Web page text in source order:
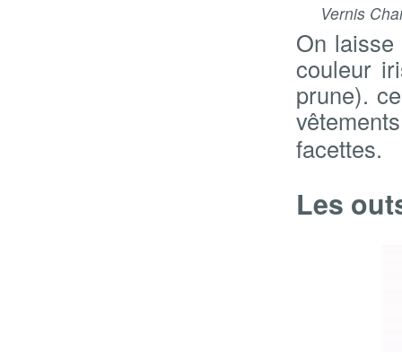
Vernis
On
couleur
prune).
facettes.
Les